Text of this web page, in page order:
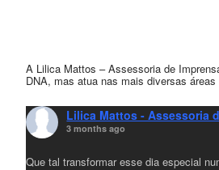
A Lilica Mattos – Assessoria de
DNA, mas atua nas mais diversas áreas
Lilica Mattos - Assessoria
3 months ago
Que tal transformar esse dia especial